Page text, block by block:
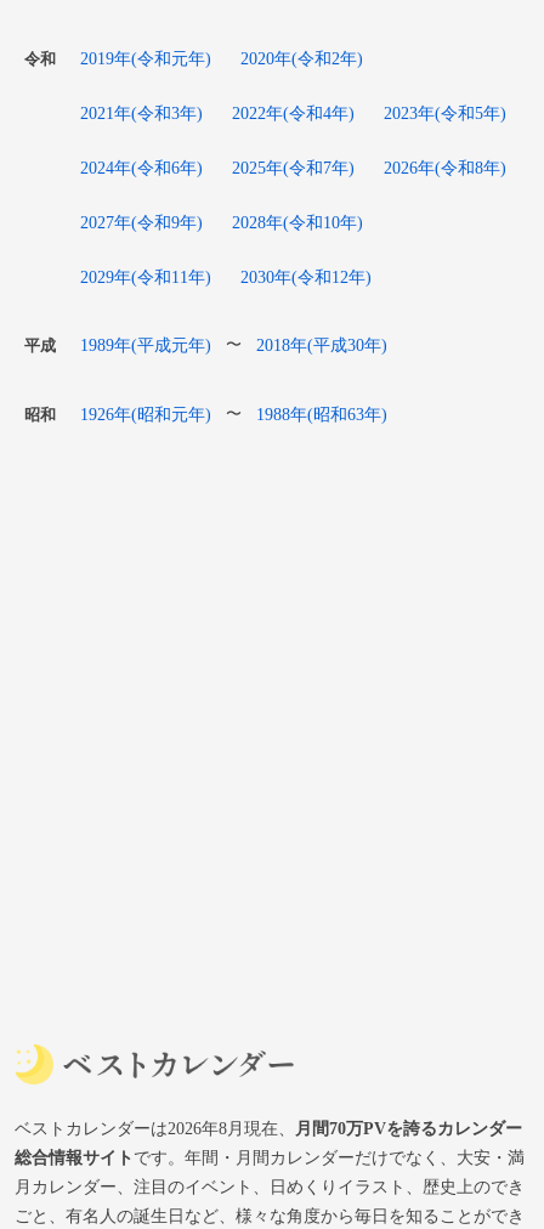
令和 2019年(令和元年) 2020年(令和2年)
2021年(令和3年) 2022年(令和4年) 2023年(令和5年)
2024年(令和6年) 2025年(令和7年) 2026年(令和8年)
2027年(令和9年) 2028年(令和10年)
2029年(令和11年) 2030年(令和12年)
平成 1989年(平成元年) 〜 2018年(平成30年)
昭和 1926年(昭和元年) 〜 1988年(昭和63年)
ベストカレンダーは2026年8月現在、
月間70万PVを誇るカレンダー
総合情報サイトです。年間・月間カレンダーだけでなく、大安・満
月カレンダー、注目のイベント、日めくりイラスト、歴史上のでき
ごと、有名人の誕生日など、様々な角度から毎日を知ることができ